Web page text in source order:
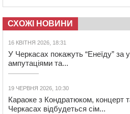
СХОЖІ НОВИНИ
16 КВІТНЯ 2026, 18:31
У Черкасах покажуть “Енеїду” за
ампутаціями та...
19 ЧЕРВНЯ 2026, 10:30
Караоке з Кондратюком, концерт
Черкасах відбудеться сім...